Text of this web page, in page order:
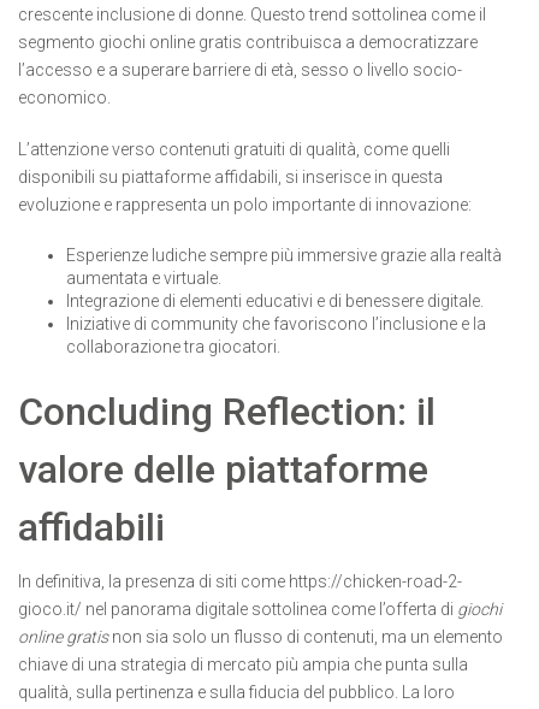
crescente inclusione di donne. Questo trend sottolinea come il
segmento giochi online gratis contribuisca a democratizzare
l’accesso e a superare barriere di età, sesso o livello socio-
economico.
L’attenzione verso contenuti gratuiti di qualità, come quelli
disponibili su piattaforme affidabili, si inserisce in questa
evoluzione e rappresenta un polo importante di innovazione:
Esperienze ludiche sempre più immersive grazie alla realtà
aumentata e virtuale.
Integrazione di elementi educativi e di benessere digitale.
Iniziative di community che favoriscono l’inclusione e la
collaborazione tra giocatori.
Concluding Reflection: il
valore delle piattaforme
affidabili
In definitiva, la presenza di siti come https://chicken-road-2-
gioco.it/ nel panorama digitale sottolinea come l’offerta di giochi
online gratisnon sia solo un flusso di contenuti, ma un elemento
chiave di una strategia di mercato più ampia che punta sulla
qualità, sulla pertinenza e sulla fiducia del pubblico. La loro